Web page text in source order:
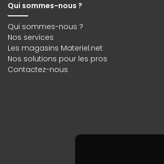
Qui sommes-nous ?
Qui sommes-nous ?
Nos services
Les magasins Materiel.net
Nos solutions pour les pros
Contactez-nous